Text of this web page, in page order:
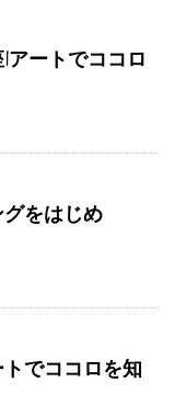
アートでココロ
をはじめ
でココロを知